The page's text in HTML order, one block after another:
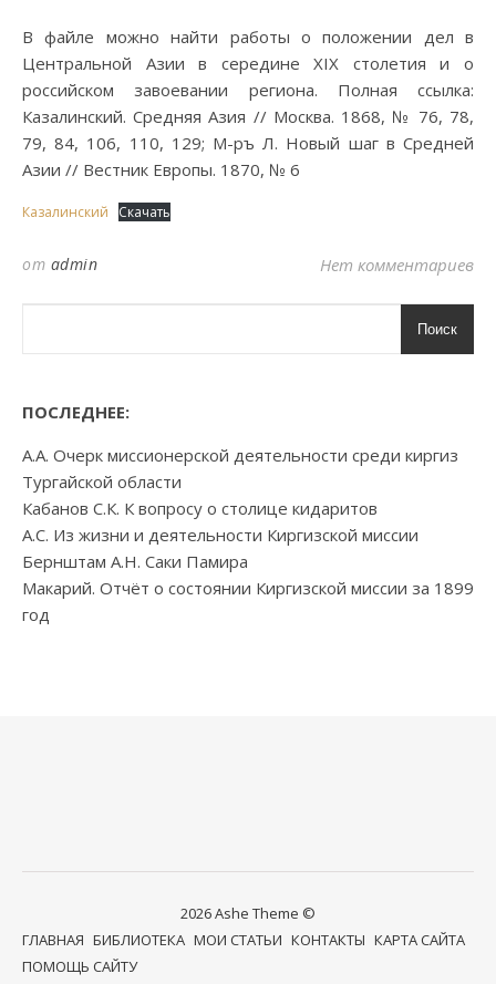
В файле можно найти работы о положении дел в
Центральной Азии в середине XIX столетия и о
российском завоевании региона. Полная ссылка:
Казалинский. Средняя Азия // Москва. 1868, № 76, 78,
79, 84, 106, 110, 129; М-ръ Л. Новый шаг в Средней
Азии // Вестник Европы. 1870, № 6
Казалинский Скачать
от admin Нет комментариев
Поиск
ПОСЛЕДНЕЕ:
А.А. Очерк миссионерской деятельности среди киргиз
Тургайской области
Кабанов С.К. К вопросу о столице кидаритов
А.С. Из жизни и деятельности Киргизской миссии
Бернштам А.Н. Саки Памира
Макарий. Отчёт о состоянии Киргизской миссии за 1899
год
2026 Ashe Theme ©
ГЛАВНАЯ БИБЛИОТЕКА МОИ СТАТЬИ КОНТАКТЫ КАРТА САЙТА
ПОМОЩЬ САЙТУ